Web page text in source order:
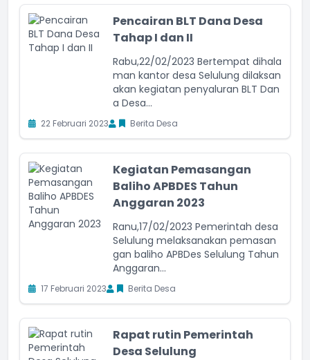
Pencairan BLT Dana Desa
Tahap I dan II
Rabu,22/02/2023 Bertempat dihala
man kantor desa Selulung dilaksan
akan kegiatan penyaluran BLT Dan
a Desa...
22 Februari 2023 Berita Desa
Kegiatan Pemasangan
Baliho APBDES Tahun
Anggaran 2023
Ranu,17/02/2023 Pemerintah desa
Selulung melaksanakan pemasan
gan baliho APBDes Selulung Tahun
Anggaran...
17 Februari 2023 Berita Desa
Rapat rutin Pemerintah
Desa Selulung